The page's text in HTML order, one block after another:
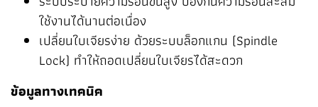
ใช้งานได้นานต่อเนื่อง
เปลี่ยนใบเจียรง่าย ด้วยระบบล็อกแกน (Spindle
Lock) ทำให้ถอดเปลี่ยนใบเจียรได้สะดวก
ข้อมูลทางเทคนิค